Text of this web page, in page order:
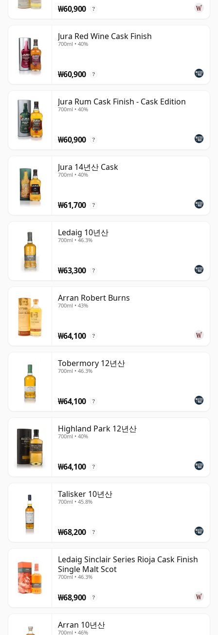
₩60,900 ?
Jura Red Wine Cask Finish
700ml • 40%
₩60,900 ?
Jura Rum Cask Finish - Cask Edition
700ml • 40%
₩60,900 ?
Jura 14년산 Cask
700ml • 40%
₩61,700 ?
Ledaig 10년산
700ml • 46.3%
₩63,300 ?
Arran Robert Burns
700ml • 43%
₩64,100 ?
Tobermory 12년산
700ml • 46.3%
₩64,100 ?
Highland Park 12년산
700ml • 40%
₩64,100 ?
Talisker 10년산
700ml • 45.8%
₩68,200 ?
Ledaig Sinclair Series Rioja Cask Finish
Single Malt Scot
700ml • 46.3%
₩68,900 ?
Arran 10년산
700ml • 46%